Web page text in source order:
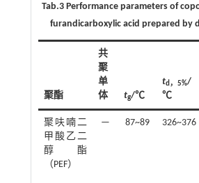
Tab.3 Performance parameters of
furandicarboxylic acid prepared by
聚酯
共
聚
单
体
tg/℃
td，5%/
℃
聚呋喃二
甲酸乙二
醇酯
（PEF）
— 87~89 326~376